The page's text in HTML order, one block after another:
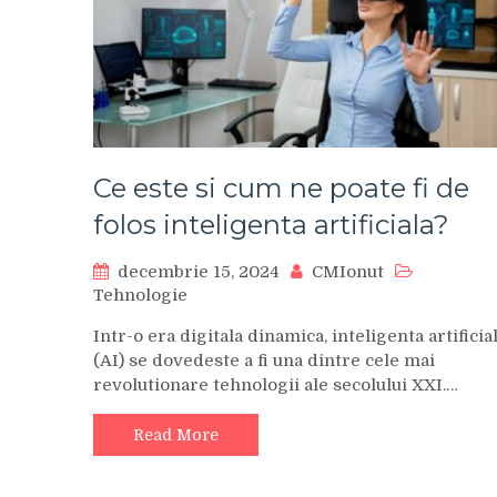
Ce este si cum ne poate fi de
folos inteligenta artificiala?
decembrie 15, 2024
CMIonut
Tehnologie
Intr-o era digitala dinamica, inteligenta
(AI) se dovedeste a fi una dintre cele mai
revolutionare tehnologii ale secolului XXI.…
Read More